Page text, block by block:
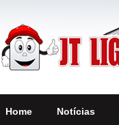
Home Notícias